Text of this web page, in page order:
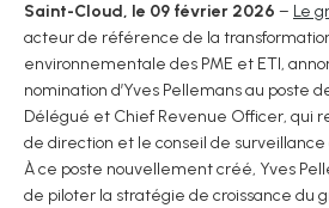
Saint-Cloud, le 09 février 2026 – Le
acteur de référence de la
environnementale des PME et ETI,
nomination d’Yves Pellemans au poste
Délégué et Chief Revenue Officer, qui
de direction et le conseil de surveillance
À ce poste nouvellement créé, Yves
de piloter la stratégie de croissance du